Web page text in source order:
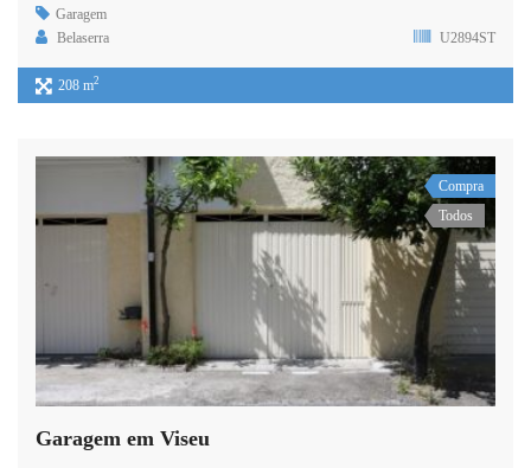
Garagem
Belaserra
U2894ST
208 m2
Compra
Todos
Garagem em Viseu